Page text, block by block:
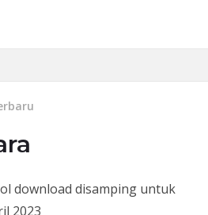
download disamping untuk
2023